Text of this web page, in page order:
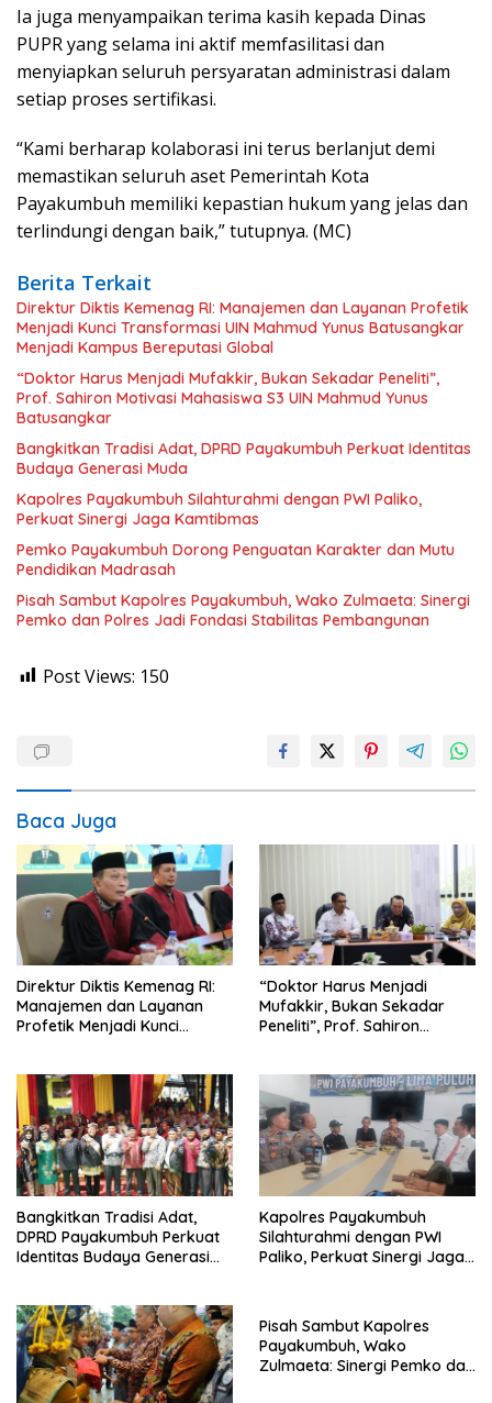
Ia juga menyampaikan terima kasih kepada Dinas
PUPR yang selama ini aktif memfasilitasi dan
menyiapkan seluruh persyaratan administrasi dalam
setiap proses sertifikasi.
“Kami berharap kolaborasi ini terus berlanjut demi
memastikan seluruh aset Pemerintah Kota
Payakumbuh memiliki kepastian hukum yang jelas dan
terlindungi dengan baik,” tutupnya. (MC)
Berita Terkait
Direktur Diktis Kemenag RI: Manajemen dan Layanan Profetik
Menjadi Kunci Transformasi UIN Mahmud Yunus Batusangkar
Menjadi Kampus Bereputasi Global
“Doktor Harus Menjadi Mufakkir, Bukan Sekadar Peneliti”,
Prof. Sahiron Motivasi Mahasiswa S3 UIN Mahmud Yunus
Batusangkar
Bangkitkan Tradisi Adat, DPRD Payakumbuh Perkuat Identitas
Budaya Generasi Muda
Kapolres Payakumbuh Silahturahmi dengan PWI Paliko,
Perkuat Sinergi Jaga Kamtibmas
Pemko Payakumbuh Dorong Penguatan Karakter dan Mutu
Pendidikan Madrasah
Pisah Sambut Kapolres Payakumbuh, Wako Zulmaeta: Sinergi
Pemko dan Polres Jadi Fondasi Stabilitas Pembangunan
Post Views: 150
Baca Juga
Direktur Diktis Kemenag RI:
Manajemen dan Layanan
Profetik Menjadi Kunci
Kampus Bereputasi Global
“Doktor Harus Menjadi
Mufakkir, Bukan Sekadar
Peneliti”, Prof. Sahiron
Bangkitkan Tradisi Adat,
DPRD Payakumbuh Perkuat
Identitas Budaya Generasi
Kapolres Payakumbuh
Silahturahmi dengan PWI
Paliko, Perkuat Sinergi Jaga
Pisah Sambut Kapolres
Payakumbuh, Wako
Zulmaeta: Sinergi Pemko dan